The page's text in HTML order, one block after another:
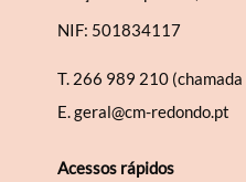
NIF: 501834117
T. 266 989 210
E.geral@cm-redondo.pt
Acessos rápidos